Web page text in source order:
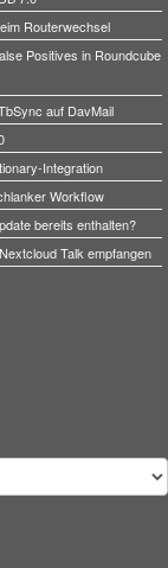
Routerwechsel
Positives in Roundcube
auf DavMail
Integration
Workflow
bereits enthalten?
Talk empfangen